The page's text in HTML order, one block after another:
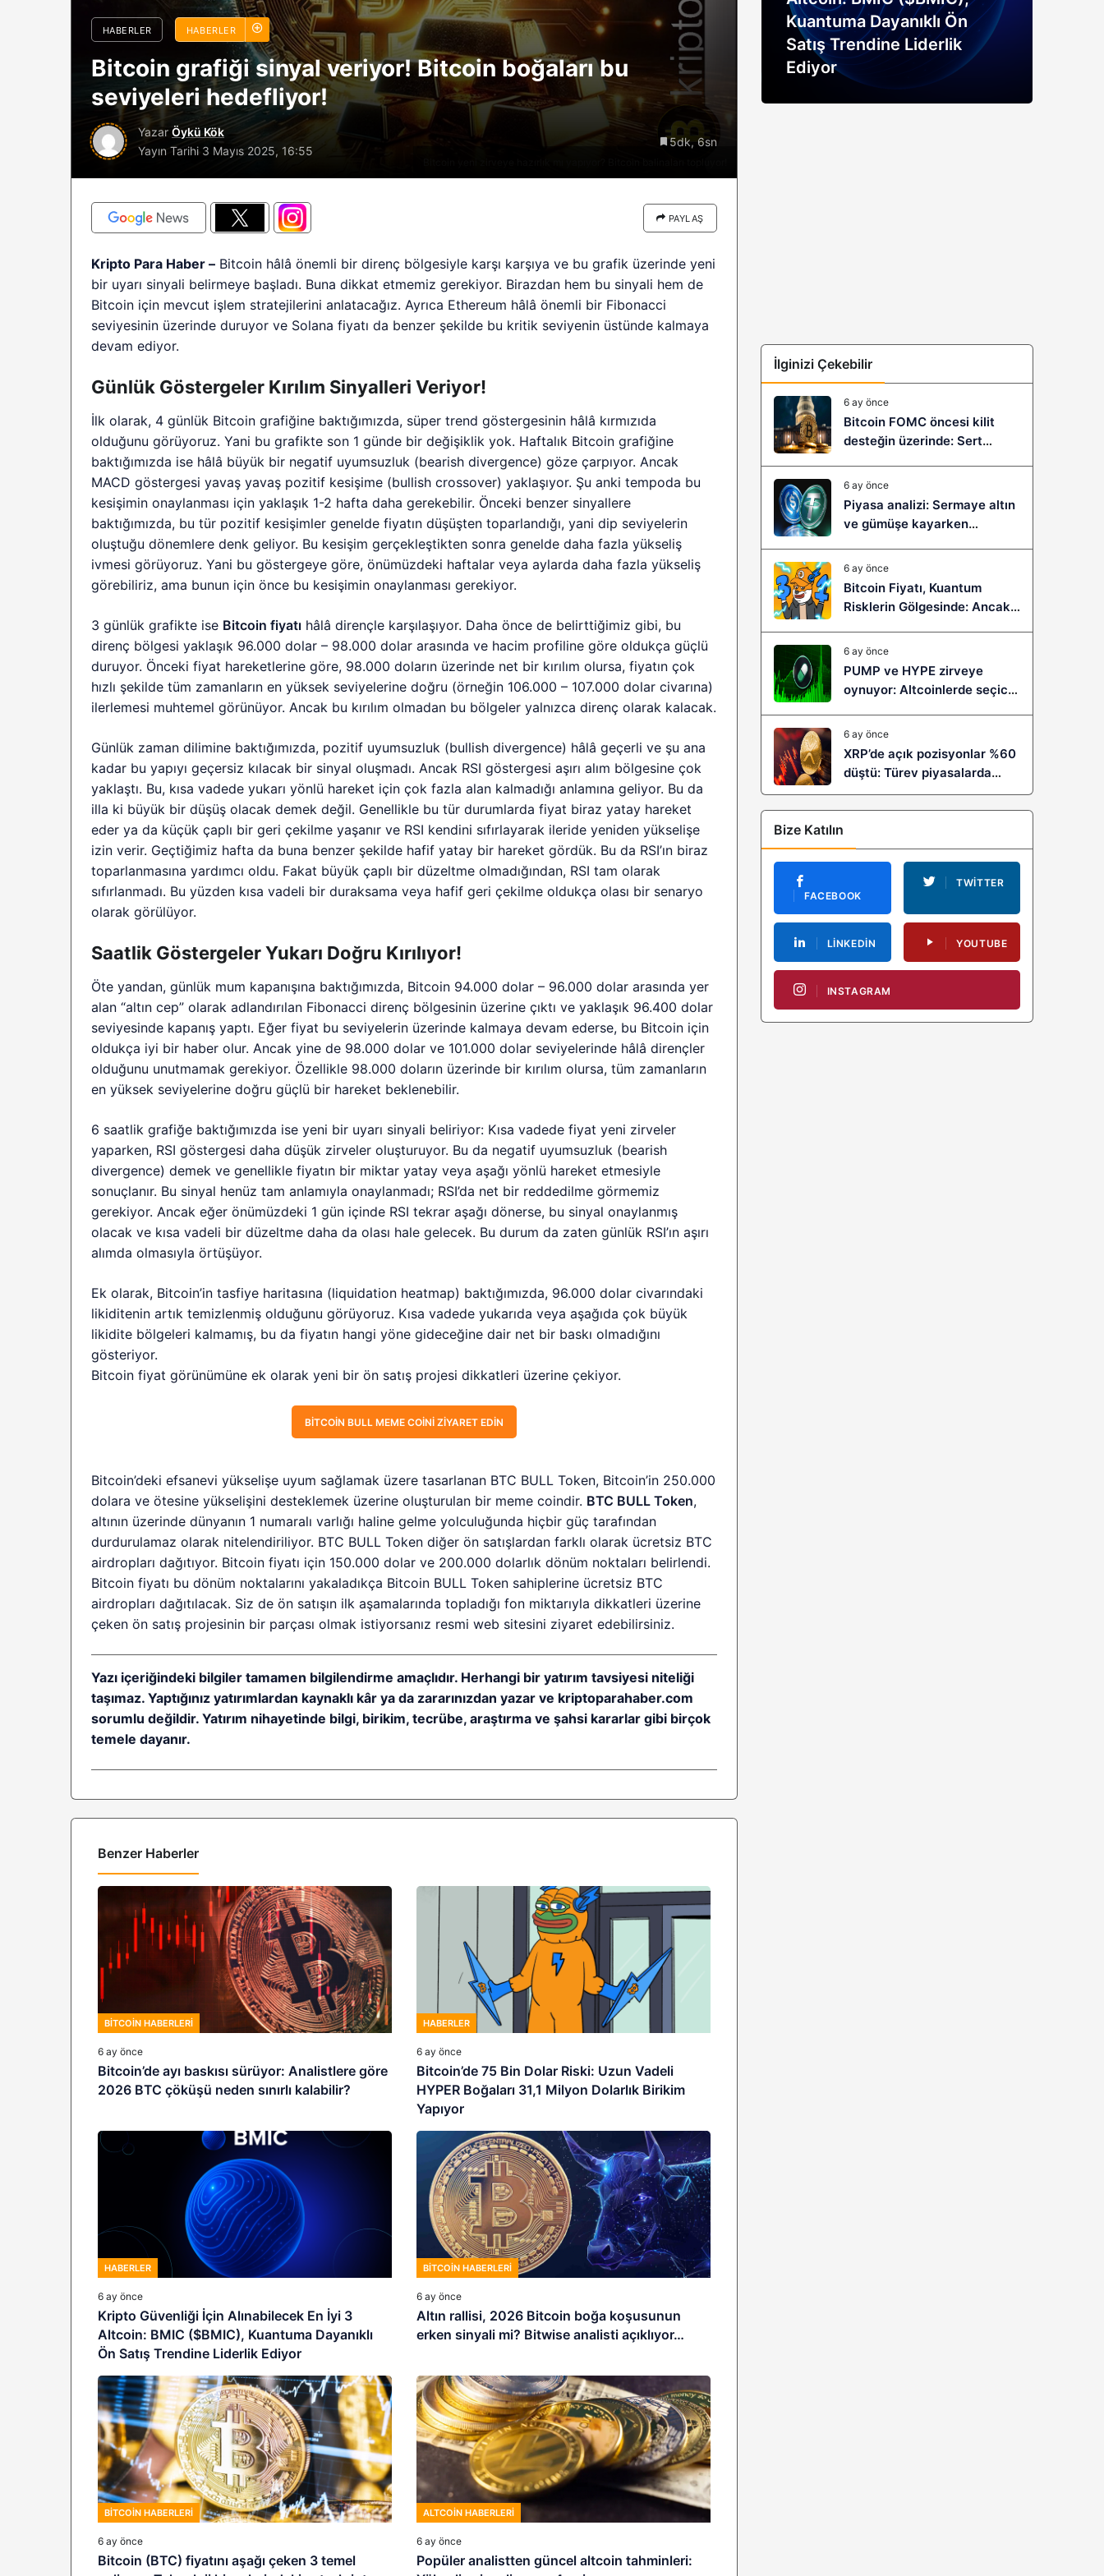
HABERLER HABERLER
Bitcoin grafiği sinyal veriyor! Bitcoin boğaları bu
seviyeleri hedefliyor!
Yazar Öykü Kök
Yayın Tarihi 3 Mayıs 2025, 16:55
5dk, 6sn
PAYLAŞ
Kripto Para Haber – Bitcoin hâlâ önemli bir direnç bölgesiyle karşı karşıya ve bu grafik üzerinde yeni
bir uyarı sinyali belirmeye başladı. Buna dikkat etmemiz gerekiyor. Birazdan hem bu sinyali hem de
Bitcoin için mevcut işlem stratejilerini anlatacağız. Ayrıca Ethereum hâlâ önemli bir Fibonacci
seviyesinin üzerinde duruyor ve Solana fiyatı da benzer şekilde bu kritik seviyenin üstünde kalmaya
devam ediyor.
Günlük Göstergeler Kırılım Sinyalleri Veriyor!
İlk olarak, 4 günlük Bitcoin grafiğine baktığımızda, süper trend göstergesinin hâlâ kırmızıda
olduğunu görüyoruz. Yani bu grafikte son 1 günde bir değişiklik yok. Haftalık Bitcoin grafiğine
baktığımızda ise hâlâ büyük bir negatif uyumsuzluk (bearish divergence) göze çarpıyor. Ancak
MACD göstergesi yavaş yavaş pozitif kesişime (bullish crossover) yaklaşıyor. Şu anki tempoda bu
kesişimin onaylanması için yaklaşık 1-2 hafta daha gerekebilir. Önceki benzer sinyallere
baktığımızda, bu tür pozitif kesişimler genelde fiyatın düşüşten toparlandığı, yani dip seviyelerin
oluştuğu dönemlere denk geliyor. Bu kesişim gerçekleştikten sonra genelde daha fazla yükseliş
ivmesi görüyoruz. Yani bu göstergeye göre, önümüzdeki haftalar veya aylarda daha fazla yükseliş
görebiliriz, ama bunun için önce bu kesişimin onaylanması gerekiyor.
3 günlük grafikte ise Bitcoin fiyatı hâlâ dirençle karşılaşıyor. Daha önce de belirttiğimiz gibi, bu
direnç bölgesi yaklaşık 96.000 dolar – 98.000 dolar arasında ve hacim profiline göre oldukça güçlü
duruyor. Önceki fiyat hareketlerine göre, 98.000 doların üzerinde net bir kırılım olursa, fiyatın çok
hızlı şekilde tüm zamanların en yüksek seviyelerine doğru (örneğin 106.000 – 107.000 dolar civarına)
ilerlemesi muhtemel görünüyor. Ancak bu kırılım olmadan bu bölgeler yalnızca direnç olarak kalacak.
Günlük zaman dilimine baktığımızda, pozitif uyumsuzluk (bullish divergence) hâlâ geçerli ve şu ana
kadar bu yapıyı geçersiz kılacak bir sinyal oluşmadı. Ancak RSI göstergesi aşırı alım bölgesine çok
yaklaştı. Bu, kısa vadede yukarı yönlü hareket için çok fazla alan kalmadığı anlamına geliyor. Bu da
illa ki büyük bir düşüş olacak demek değil. Genellikle bu tür durumlarda fiyat biraz yatay hareket
eder ya da küçük çaplı bir geri çekilme yaşanır ve RSI kendini sıfırlayarak ileride yeniden yükselişe
izin verir. Geçtiğimiz hafta da buna benzer şekilde hafif yatay bir hareket gördük. Bu da RSI’ın biraz
toparlanmasına yardımcı oldu. Fakat büyük çaplı bir düzeltme olmadığından, RSI tam olarak
sıfırlanmadı. Bu yüzden kısa vadeli bir duraksama veya hafif geri çekilme oldukça olası bir senaryo
olarak görülüyor.
Saatlik Göstergeler Yukarı Doğru Kırılıyor!
Öte yandan, günlük mum kapanışına baktığımızda, Bitcoin 94.000 dolar – 96.000 dolar arasında yer
alan “altın cep” olarak adlandırılan Fibonacci direnç bölgesinin üzerine çıktı ve yaklaşık 96.400 dolar
seviyesinde kapanış yaptı. Eğer fiyat bu seviyelerin üzerinde kalmaya devam ederse, bu Bitcoin için
oldukça iyi bir haber olur. Ancak yine de 98.000 dolar ve 101.000 dolar seviyelerinde hâlâ dirençler
olduğunu unutmamak gerekiyor. Özellikle 98.000 doların üzerinde bir kırılım olursa, tüm zamanların
en yüksek seviyelerine doğru güçlü bir hareket beklenebilir.
6 saatlik grafiğe baktığımızda ise yeni bir uyarı sinyali beliriyor: Kısa vadede fiyat yeni zirveler
yaparken, RSI göstergesi daha düşük zirveler oluşturuyor. Bu da negatif uyumsuzluk (bearish
divergence) demek ve genellikle fiyatın bir miktar yatay veya aşağı yönlü hareket etmesiyle
sonuçlanır. Bu sinyal henüz tam anlamıyla onaylanmadı; RSI’da net bir reddedilme görmemiz
gerekiyor. Ancak eğer önümüzdeki 1 gün içinde RSI tekrar aşağı dönerse, bu sinyal onaylanmış
olacak ve kısa vadeli bir düzeltme daha da olası hale gelecek. Bu durum da zaten günlük RSI’ın aşırı
alımda olmasıyla örtüşüyor.
Ek olarak, Bitcoin’in tasfiye haritasına (liquidation heatmap) baktığımızda, 96.000 dolar civarındaki
likiditenin artık temizlenmiş olduğunu görüyoruz. Kısa vadede yukarıda veya aşağıda çok büyük
likidite bölgeleri kalmamış, bu da fiyatın hangi yöne gideceğine dair net bir baskı olmadığını
gösteriyor.
Bitcoin fiyat görünümüne ek olarak yeni bir ön satış projesi dikkatleri üzerine çekiyor.
BITCOIN BULL MEME COINI ZIYARET EDIN
Bitcoin’deki efsanevi yükselişe uyum sağlamak üzere tasarlanan BTC BULL Token, Bitcoin’in 250.000
dolara ve ötesine yükselişini desteklemek üzerine oluşturulan bir meme coindir. BTC BULL Token,
altının üzerinde dünyanın 1 numaralı varlığı haline gelme yolculuğunda hiçbir güç tarafından
durdurulamaz olarak nitelendiriliyor. BTC BULL Token diğer ön satışlardan farklı olarak ücretsiz BTC
airdropları dağıtıyor. Bitcoin fiyatı için 150.000 dolar ve 200.000 dolarlık dönüm noktaları belirlendi.
Bitcoin fiyatı bu dönüm noktalarını yakaladıkça Bitcoin BULL Token sahiplerine ücretsiz BTC
airdropları dağıtılacak. Siz de ön satışın ilk aşamalarında topladığı fon miktarıyla dikkatleri üzerine
çeken ön satış projesinin bir parçası olmak istiyorsanız resmi web sitesini ziyaret edebilirsiniz.
Yazı içeriğindeki bilgiler tamamen bilgilendirme amaçlıdır. Herhangi bir yatırım tavsiyesi niteliği
taşımaz. Yaptığınız yatırımlardan kaynaklı kâr ya da zararınızdan yazar ve kriptoparahaber.com
sorumlu değildir. Yatırım nihayetinde bilgi, birikim, tecrübe, araştırma ve şahsi kararlar gibi birçok
temele dayanır.
Benzer Haberler
BITCOIN HABERLERI
6 ay önce
Bitcoin’de ayı baskısı sürüyor: Analistlere göre
2026 BTC çöküşü neden sınırlı kalabilir?
HABERLER
6 ay önce
Bitcoin’de 75 Bin Dolar Riski: Uzun Vadeli
HYPER Boğaları 31,1 Milyon Dolarlık Birikim
Yapıyor
HABERLER
6 ay önce
Kripto Güvenliği İçin Alınabilecek En İyi 3
Altcoin: BMIC ($BMIC), Kuantuma Dayanıklı
Ön Satış Trendine Liderlik Ediyor
BITCOIN HABERLERI
6 ay önce
Altın rallisi, 2026 Bitcoin boğa koşusunun
erken sinyali mi? Bitwise analisti açıklıyor…
BITCOIN HABERLERI
6 ay önce
Bitcoin (BTC) fiyatını aşağı çeken 3 temel
ALTCOIN HABERLERI
6 ay önce
Popüler analistten güncel altcoin tahminleri:
sürüyor: Analistlere göre
2026 BTC çöküşü neden
sınırlı kalabilir?
Riski: Uzun Vadeli HYPER
Boğaları 31,1 Milyon Dolarlık
Birikim Yapıyor
Kuantuma Dayanıklı Ön
Satış Trendine Liderlik
Ediyor
İlginizi Çekebilir
6 ay önce
Bitcoin FOMC öncesi kilit
desteğin üzerinde: Sert
geliyor?
6 ay önce
Piyasa analizi: Sermaye altın
ve gümüşe kayarken
6 ay önce
Bitcoin Fiyatı, Kuantum
Risklerin Gölgesinde: Ancak
Sıçramaya Yaşayabilir!
6 ay önce
PUMP ve HYPE zirveye
oynuyor: Altcoinlerde seçici
6 ay önce
XRP’de açık pozisyonlar %60
düştü: Türev piyasalarda
kaldıraç temizliği yeni bir
trendin habercisi mi?
Bize Katılın
FACEBOOK
TWITTER
LINKEDIN YOUTUBE
INSTAGRAM